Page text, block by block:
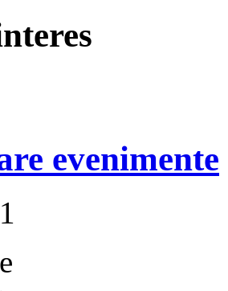
evenimente